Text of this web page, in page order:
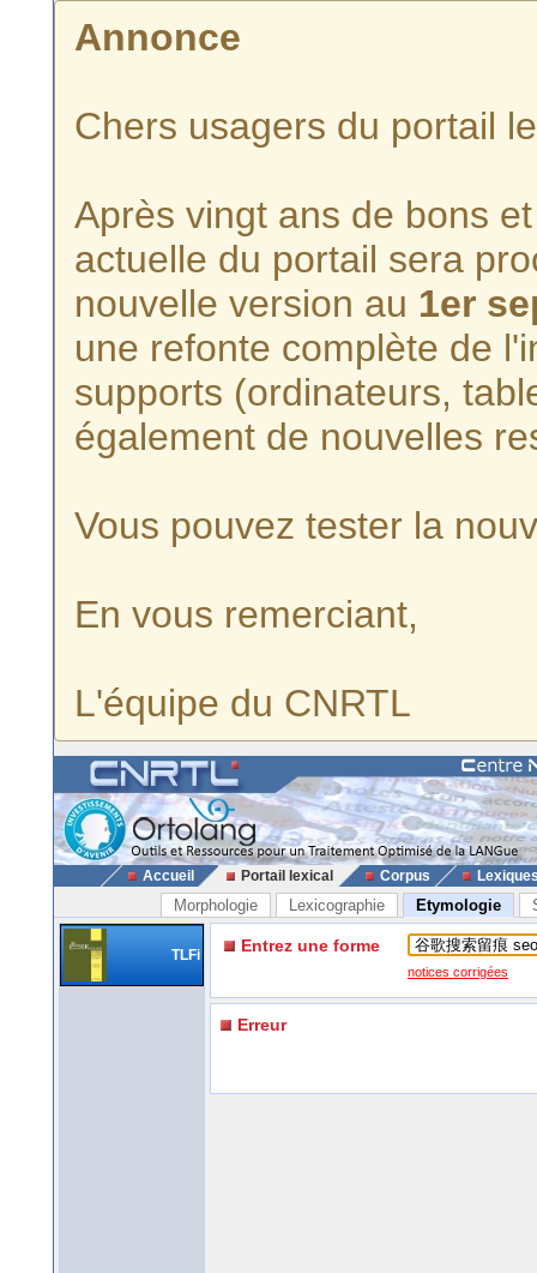
Annonce
Chers usagers du portail
Après vingt ans de bons
actuelle du portail sera
nouvelle version au 1er
une refonte complète de
supports (ordinateurs,
également de nouvelles
Vous pouvez tester la
En vous remerciant,
L'équipe du CNRTL
Accueil Portail lexical Corpus
Morphologie Lexicographie Etymologie
TLFi Entrez une forme
notices corrigées
Erreur